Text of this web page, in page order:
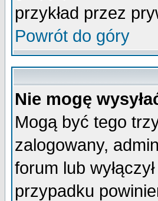
przykład przez
Powrót do góry
Nie mogę
Mogą być tego
zalogowany,
forum lub
przypadku